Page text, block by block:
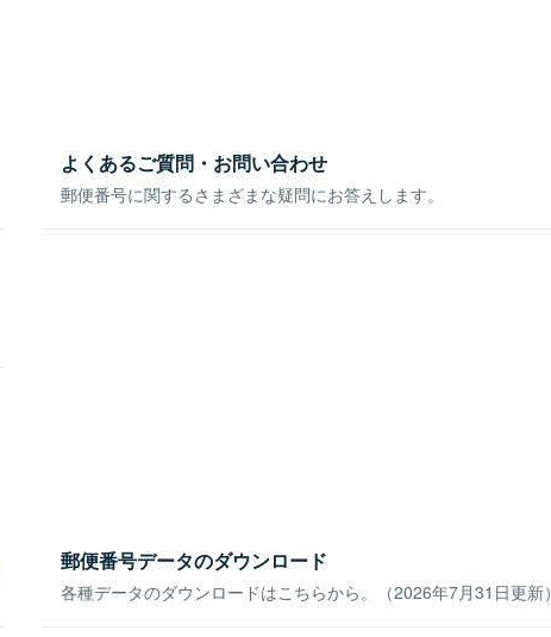
よくあるご質問・お問い合わせ
郵便番号に関するさまざまな疑問にお答えします。
郵便番号データのダウンロード
各種データのダウンロードはこちらから。（2026年7月31日更新）